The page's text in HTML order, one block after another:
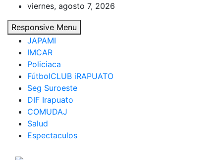
content
viernes, agosto 7, 2026
Responsive Menu
JAPAMI
IMCAR
Policiaca
FútbolCLUB iRAPUATO
Seg Suroeste
DIF Irapuato
COMUDAJ
Salud
Espectaculos